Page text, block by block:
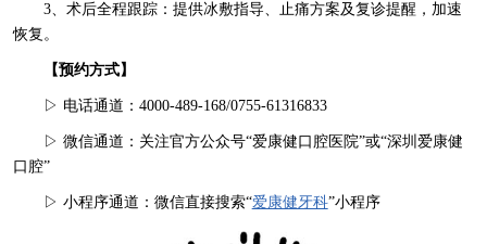
3、术后全程跟踪：提供冰敷指导、止痛方案及复诊提醒，加速
恢复。
【预约方式】
▷ 电话通道：4000-489-168/0755-61316833
▷ 微信通道：关注官方公众号“爱康健口腔医院”或“深圳爱康健
口腔”
▷ 小程序通道：微信直接搜索“爱康健牙科”小程序